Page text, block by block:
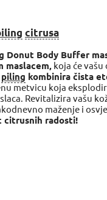
citrusa
Donut Body Buffer
maslacem, koja će
piling kombinira čista
metvicu koja
Revitalizira vašu
maženje i
citrusnih radosti!